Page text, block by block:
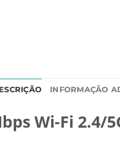
INFORMAÇÃO
Wi-Fi 2.4/